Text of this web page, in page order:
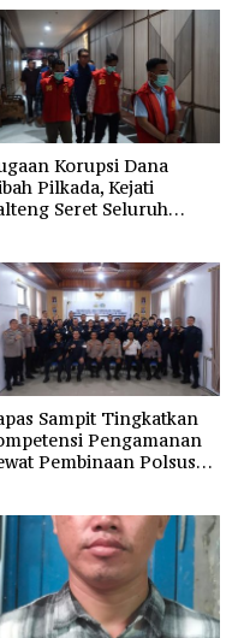
Korupsi Dana
Pilkada, Kejati
Seret Seluruh
Sampit Tingkatkan
Pengamanan
Pembinaan Polsus